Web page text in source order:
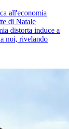
all'economia
di Natale
distorta induce a
noi, rivelando